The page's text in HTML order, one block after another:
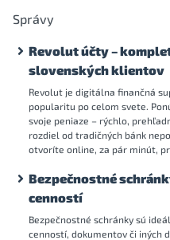
Správy
Revolut účty –
slovenských klientov
Revolut je digitálna finančná
popularitu po celom svete.
svoje peniaze – rýchlo,
rozdiel od tradičných bánk
otvoríte online, za pár minút,
Bezpečnostné
cenností
Bezpečnostné schránky sú
cenností, dokumentov či iných